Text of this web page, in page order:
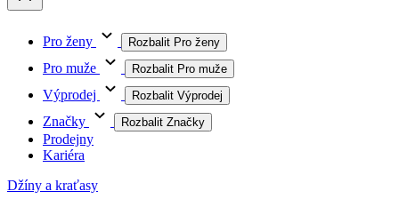
Pro ženy Rozbalit Pro ženy
Pro muže Rozbalit Pro muže
Výprodej Rozbalit Výprodej
Značky Rozbalit Značky
Prodejny
Kariéra
Džíny a kraťasy